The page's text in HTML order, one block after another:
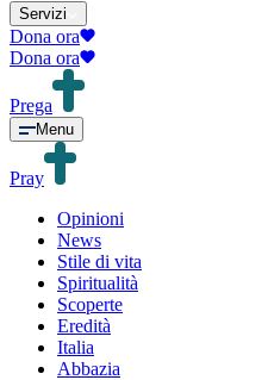
Servizi
Dona ora
Dona ora
Prega
Menu
Pray
Opinioni
News
Stile di vita
Spiritualità
Scoperte
Eredità
Italia
Abbazia